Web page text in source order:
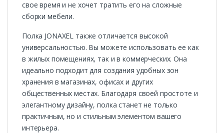
свое время и не хочет тратить его на сложные
сборки мебели.
Полка JONAXEL также отличается высокой
универсальностью. Вы можете использовать ее как
в жилых помещениях, так и в коммерческих. Она
идеально подходит для создания удобных зон
хранения в магазинах, офисах и других
общественных местах. Благодаря своей простоте и
элегантному дизайну, полка станет не только
практичным, но и стильным элементом вашего
интерьера.